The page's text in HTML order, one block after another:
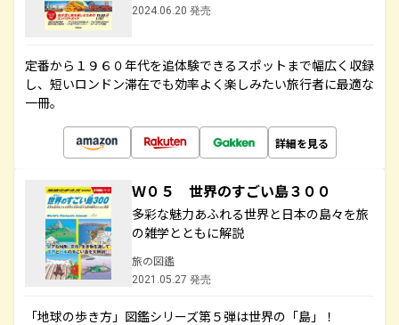
2024.06.20 発売
定番から１９６０年代を追体験できるスポットまで幅広く収録
し、短いロンドン滞在でも効率よく楽しみたい旅行者に最適な
一冊。
詳細を見る
Ｗ０５ 世界のすごい島３００
多彩な魅力あふれる世界と日本の島々を旅
の雑学とともに解説
旅の図鑑
2021.05.27 発売
「地球の歩き方」図鑑シリーズ第５弾は世界の「島」！